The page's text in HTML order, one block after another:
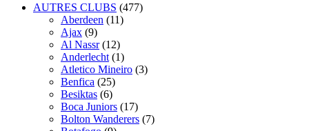
AUTRES CLUBS (477)
Aberdeen (11)
Ajax (9)
Al Nassr (12)
Anderlecht (1)
Atletico Mineiro (3)
Benfica (25)
Besiktas (6)
Boca Juniors (17)
Bolton Wanderers (7)